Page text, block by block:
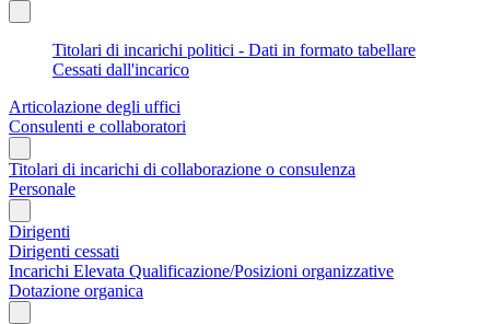
Titolari di incarichi politici - Dati in formato tabellare
Cessati dall'incarico
Articolazione degli uffici
Consulenti e collaboratori
Titolari di incarichi di collaborazione o consulenza
Personale
Dirigenti
Dirigenti cessati
Incarichi Elevata Qualificazione/Posizioni organizzative
Dotazione organica